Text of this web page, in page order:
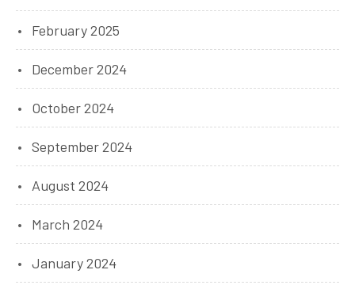
February 2025
December 2024
October 2024
September 2024
August 2024
March 2024
January 2024